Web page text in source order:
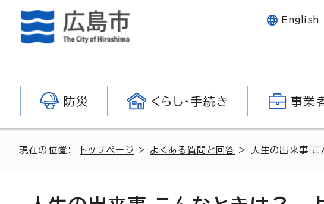
English
防災 くらし・手続き 事業
現在の位置： トップページ > よくある質問と回答 > 人生の出来事 こ